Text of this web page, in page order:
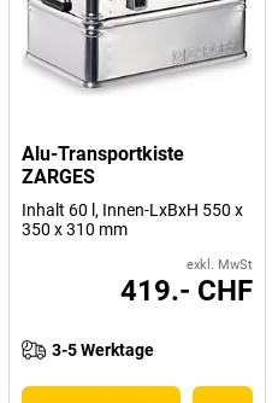
Alu-Transportkiste
ZARGES
Inhalt 60 l, Innen-LxBxH 550 x
350 x 310 mm
exkl. MwSt
419.- CHF
3-5 Werktage